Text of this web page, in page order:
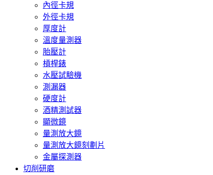
內徑卡規
外徑卡規
厚度計
溫度量測器
胎壓計
槓桿錶
水壓試驗機
測漏器
硬度計
酒精測試器
顯微鏡
量測放大鏡
量測放大鏡刻劃片
金屬探測器
切削研磨